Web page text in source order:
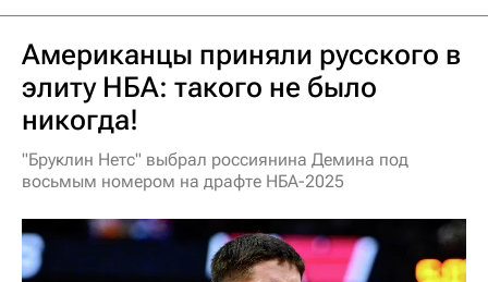
Американцы приняли русского в
элиту НБА: такого не было
никогда!
"Бруклин Нетс" выбрал россиянина Демина под
восьмым номером на драфте НБА-2025